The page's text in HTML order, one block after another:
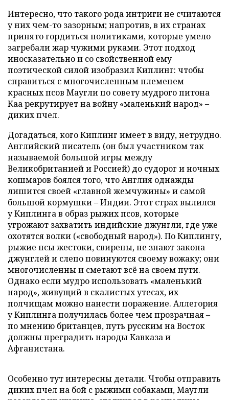
Интересно, что такого рода интриги не считаются
у них чем-то зазорным; напротив, в их странах
принято гордиться политиками, которые умело
загребали жар чужими руками. Этот подход
иносказательно и со свойственной ему
поэтической силой изобразил Киплинг: чтобы
справиться с многочисленным племенем
красных псов Маугли по совету мудрого питона
Каа рекрутирует на войну «маленький народ» –
диких пчел.
Догадаться, кого Киплинг имеет в виду, нетрудно.
Английский писатель (он был участником так
называемой большой игры между
Великобританией и Россией) до судорог и ночных
кошмаров боялся того, что Англия однажды
лишится своей «главной жемчужины» и самой
большой кормушки – Индии. Этот страх вылился
у Киплинга в образ рыжих псов, которые
угрожают захватить индийские джунгли, где уже
охотятся волки («свободный народ»). По Киплингу,
рыжие псы жестоки, свирепы, не знают закона
джунглей и слепо повинуются своему вожаку; они
многочисленны и сметают всё на своем пути.
Однако если мудро использовать «маленький
народ», живущий в скалистых утесах, их
полчищам можно нанести поражение. Аллегория
у Киплинга получилась более чем прозрачная –
по мнению британцев, путь русским на Восток
должны преградить народы Кавказа и
Афганистана.
Особенно тут интересны детали. Чтобы отправить
диких пчел на бой с рыжими собаками, Маугли